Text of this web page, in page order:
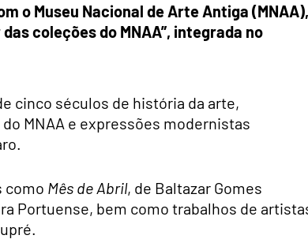
o Museu Nacional de Arte Antiga (MNAA),
coleções do MNAA”, integrada no
cinco séculos de história da arte,
MNAA e expressões modernistas
como Mês de Abril, de Baltazar Gomes
Portuense, bem como trabalhos de